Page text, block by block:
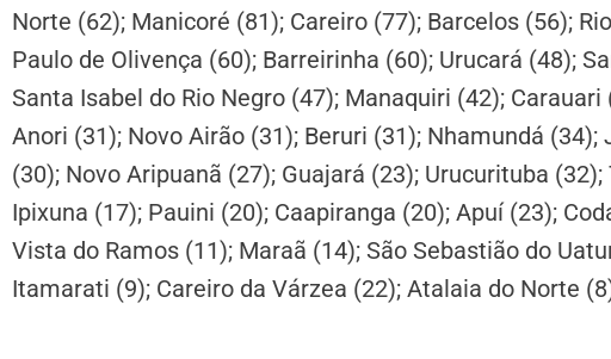
Norte (62); Manicoré (81); Careiro (77); Barcelos (56);
Paulo de Olivença (60); Barreirinha (60); Urucará (48);
Santa Isabel do Rio Negro (47); Manaquiri (42);
Anori (31); Novo Airão (31); Beruri (31); Nhamundá
(30); Novo Aripuanã (27); Guajará (23); Urucurituba
Ipixuna (17); Pauini (20); Caapiranga (20); Apuí (23);
Vista do Ramos (11); Maraã (14); São Sebastião do
Itamarati (9); Careiro da Várzea (22); Atalaia do Norte